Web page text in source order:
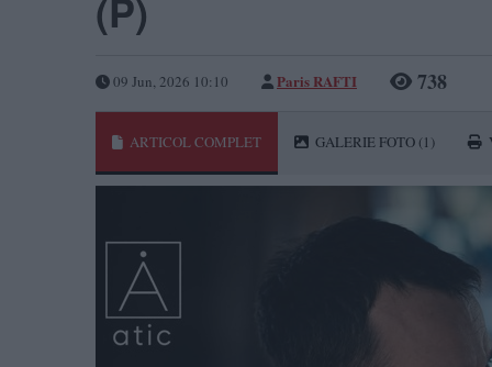
09 Jun, 2026 10:10 Paris RAFTI 738
ARTICOL COMPLET GALERIE FOTO (1)